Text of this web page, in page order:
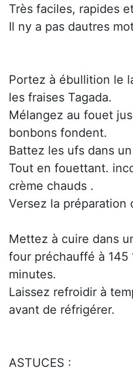
Très faciles, rapides
Il ny a pas dautres
Portez à ébullition le
les fraises Tagada.
Mélangez au fouet
bonbons fondent.
Battez les ufs dans
Tout en fouettant.
crème chauds .
Versez la préparation
Mettez à cuire dans
four préchauffé à 145
minutes.
Laissez refroidir à
avant de réfrigérer.
ASTUCES :